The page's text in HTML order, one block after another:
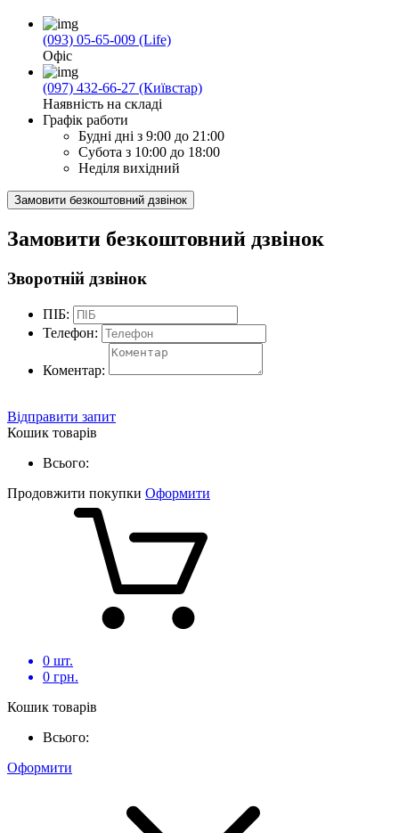
(093) 05-65-009 (Life)
Офіс
(097) 432-66-27 (Київстар)
Наявність на складі
Графік работи
Будні дні з 9:00 до 21:00
Субота з 10:00 до 18:00
Неділя вихідний
Замовити безкоштовний дзвінок
Замовити безкоштовний дзвінок
Зворотній дзвінок
ПІБ:
Телефон:
Коментар:
Відправити запит
Кошик товарів
Всього:
Продовжити покупки Оформити
0 шт.
0 грн.
Кошик товарів
Всього:
Оформити